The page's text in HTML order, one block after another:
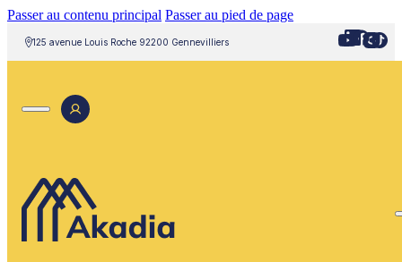
Passer au contenu principal Passer au pied de page
125 avenue Louis Roche 92200 Gennevilliers